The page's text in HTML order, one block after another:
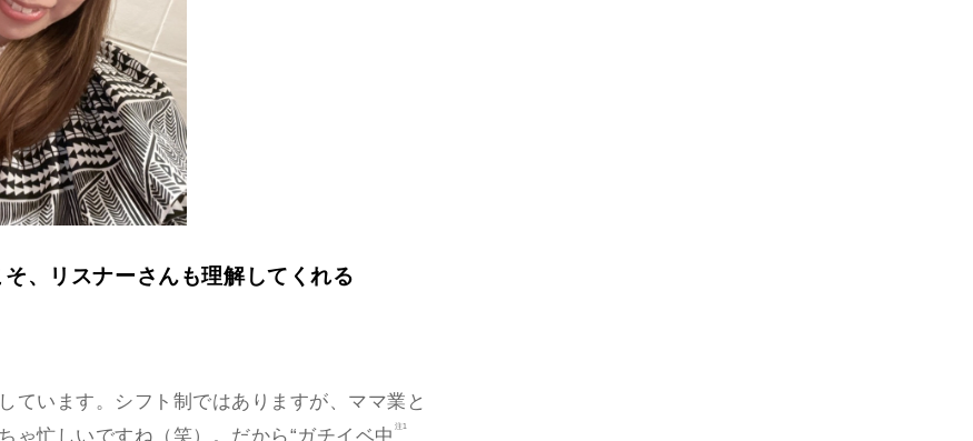
、リスナーさんも理解してくれる
ています。シフト制ではありますが、ママ業と
ゃ忙しいですね（笑）。だから“ガチイベ中 注1